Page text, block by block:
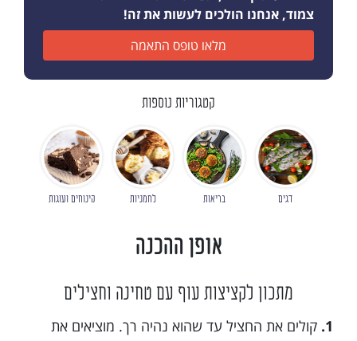
צמוד, אנחנו הולכים לעשות את זה!
מלאו טופס התאמה
קטגוריות נוספות
דגים בריאות לחמניות קינוחים ועוגות
אופן ההכנה
מתכון לקציצות עוף עם טחינה וחצילים
1. קולים את החציל עד שהוא נהיה רך. מוציאים את